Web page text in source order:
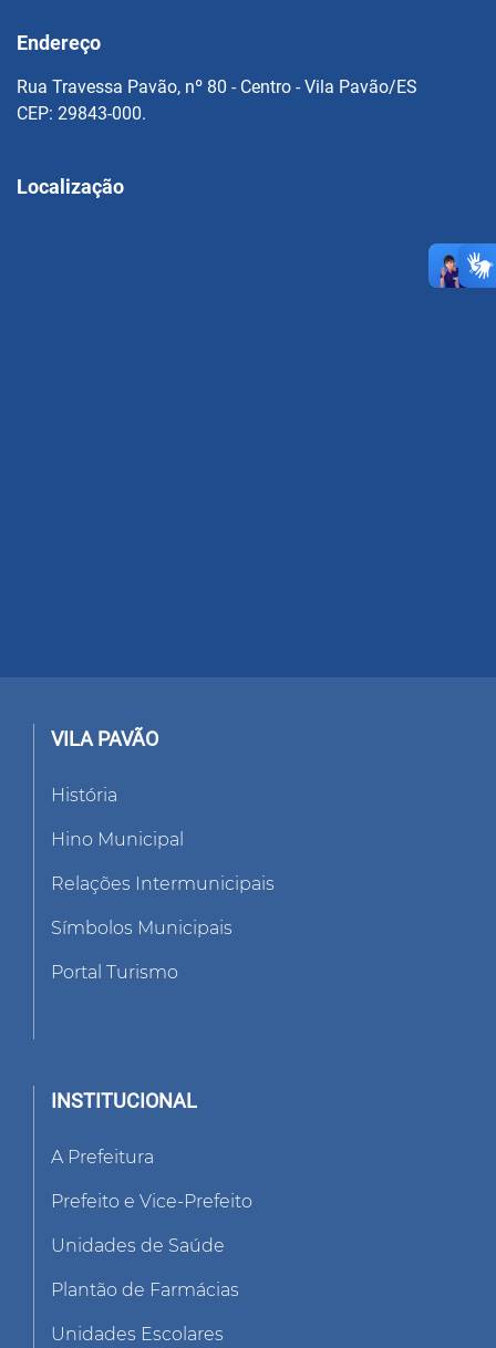
Endereço
Rua Travessa Pavão, nº 80 - Centro - Vila Pavão/ES
CEP: 29843-000.
Localização
VILA PAVÃO
História
Hino Municipal
Relações Intermunicipais
Símbolos Municipais
Portal Turismo
INSTITUCIONAL
A Prefeitura
Prefeito e Vice-Prefeito
Unidades de Saúde
Plantão de Farmácias
Unidades Escolares